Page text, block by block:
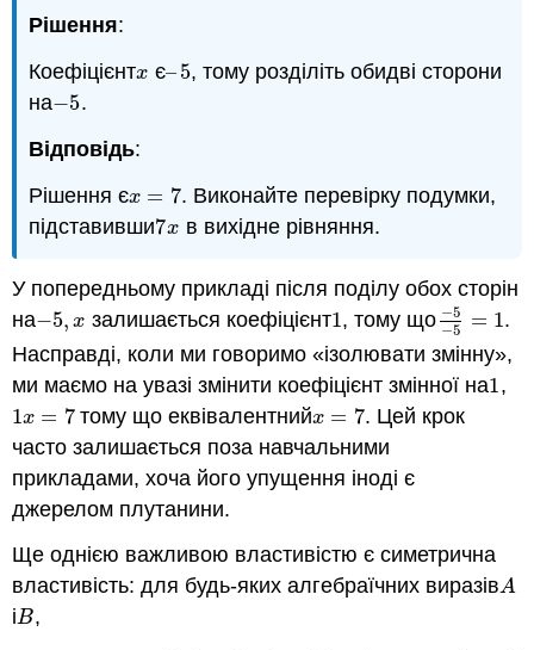
Рішення:
Коефіцієнтx
x є–5
– 5, тому розділіть обидві сторони
на−5
−5.
Відповідь:
Рішення єx = 7
x=7
. Виконайте перевірку подумки,
підставивши7
7x
x в вихідне рівняння.
У попередньому прикладі після поділу обох сторін
на−5, x
−5,x залишається коефіцієнт1
1, тому що −5
−5 = 1
−5 −5 =1.
Насправді, коли ми говоримо «ізолювати змінну»,
ми маємо на увазі змінити коефіцієнт змінної на1
1,
1x = 7
1x =7 тому що еквівалентнийx = 7
x=7
. Цей крок
часто залишається поза навчальними
прикладами, хоча його упущення іноді є
джерелом плутанини.
Ще однією важливою властивістю є симетрична
властивість: для будь-яких алгебраїчних виразівA
A
іB
B,